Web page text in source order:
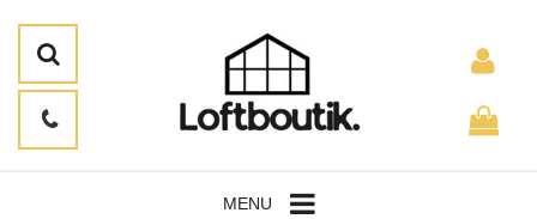
MENU